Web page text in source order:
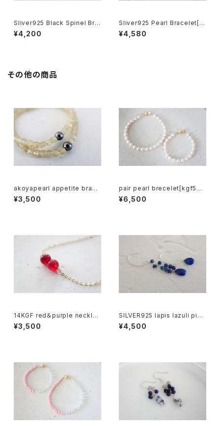
Sliver925 Black Spinel Bra
celet[kgf5587]
¥4,200
Sliver925 Pearl Bracelet[k
gf5583]
¥4,580
その他の商品
akoyapearl appetite brace
let [kgf3882]
¥3,500
pair pearl brecelet[kgf501
9]
¥6,500
14KGF red＆purple necklac
e[nc1231]
¥3,500
SILVER925 lapis lazuli pier
ce[kgf0750]
¥4,500